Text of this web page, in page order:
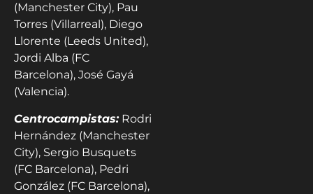
(Manchester City), Pau
Torres (Villarreal), Diego
Llorente (Leeds United),
Jordi Alba (FC
Barcelona), José Gayá
(Valencia).
Centrocampistas:Rodri
Hernández (Manchester
City), Sergio Busquets
(FC Barcelona), Pedri
González (FC Barcelona),